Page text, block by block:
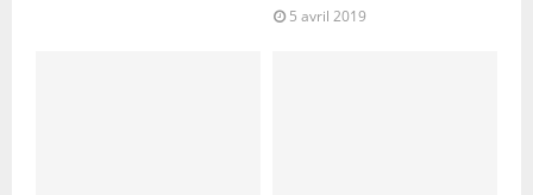
5 avril 2019